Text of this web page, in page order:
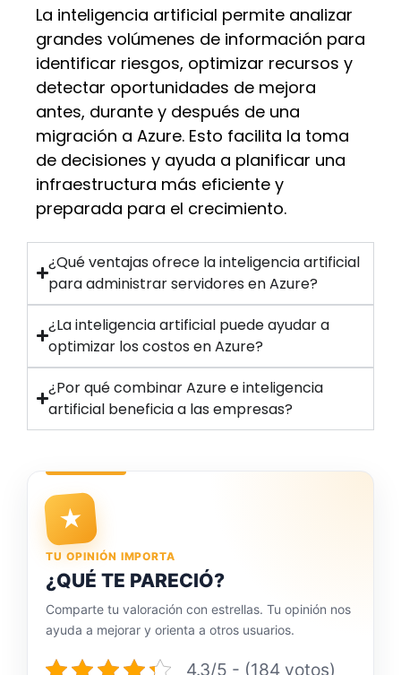
La inteligencia artificial permite analizar
grandes volúmenes de información para
identificar riesgos, optimizar recursos y
detectar oportunidades de mejora
antes, durante y después de una
migración a Azure. Esto facilita la toma
de decisiones y ayuda a planificar una
infraestructura más eficiente y
preparada para el crecimiento.
¿Qué ventajas ofrece la inteligencia artificial
para administrar servidores en Azure?
¿La inteligencia artificial puede ayudar a
optimizar los costos en Azure?
¿Por qué combinar Azure e inteligencia
artificial beneficia a las empresas?
★
TU OPINIÓN IMPORTA
¿QUÉ TE PARECIÓ?
Comparte tu valoración con estrellas. Tu opinión nos
ayuda a mejorar y orienta a otros usuarios.
4.3/5 - (184 votos)